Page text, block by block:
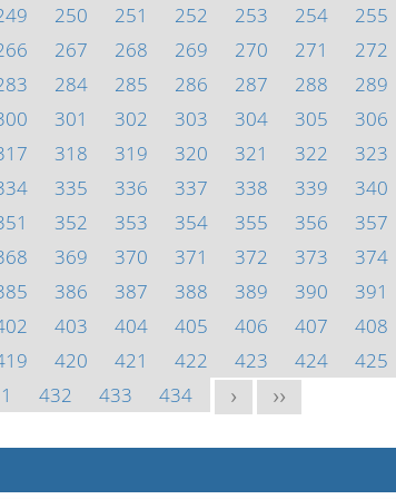
250 251 252 253 254 255
267 268 269 270 271 272
284 285 286 287 288 289
301 302 303 304 305 306
318 319 320 321 322 323
335 336 337 338 339 340
352 353 354 355 356 357
369 370 371 372 373 374
386 387 388 389 390 391
403 404 405 406 407 408
420 421 422 423 424 425
432 433 434 > >>